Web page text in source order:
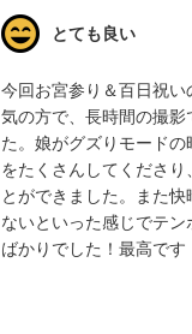
とても良い
今回お宮参り＆百日祝
気の方で、長時間の撮
た。娘がグズりモード
をたくさんしてくださ
とができました。また
ないといった感じでテ
ばかりでした！最高で